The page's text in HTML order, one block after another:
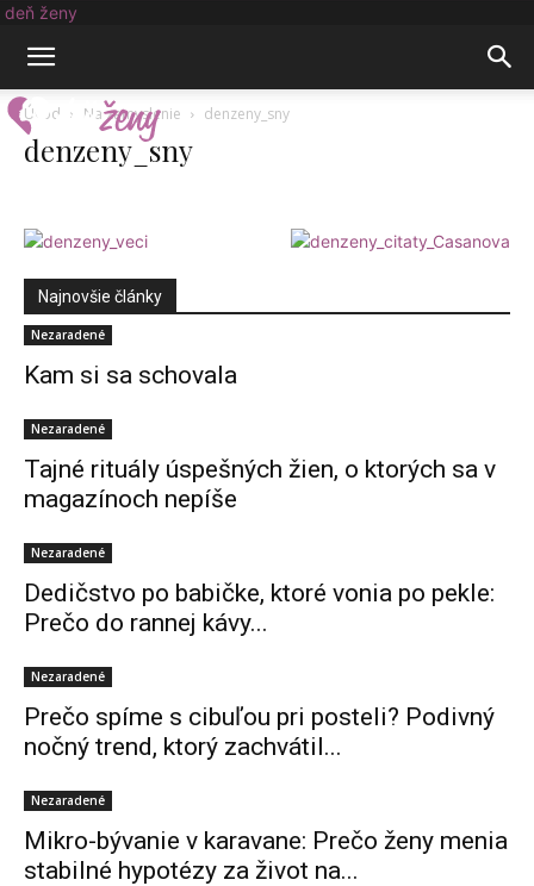
deň ženy
Úvod Na zamyslenie denzeny_sny
denzeny_sny
Najnovšie články
Nezaradené
Kam si sa schovala
Nezaradené
Tajné rituály úspešných žien, o ktorých sa v
magazínoch nepíše
Nezaradené
Dedičstvo po babičke, ktoré vonia po pekle:
Prečo do rannej kávy...
Nezaradené
Prečo spíme s cibuľou pri posteli? Podivný
nočný trend, ktorý zachvátil...
Nezaradené
Mikro-bývanie v karavane: Prečo ženy menia
stabilné hypotézy za život na...